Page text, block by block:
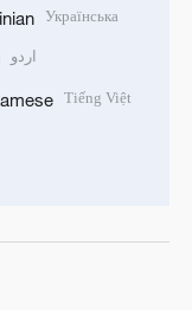
Українська
اردو
Tiếng Việt